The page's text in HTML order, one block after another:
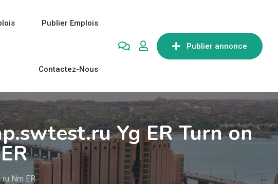
Publier annonce
Publier Emplois
Contactez-Nous
Yg ER Turn on
Nm ER